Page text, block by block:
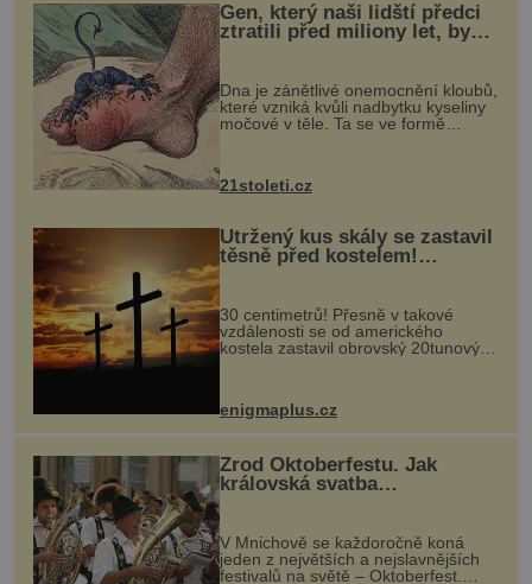
Gen, který naši lidští předci
ztratili před miliony let, by
mohl pomoci s léčbou
„nemoci králů“
Dna je zánětlivé onemocnění kloubů,
které vzniká kvůli nadbytku kyseliny
močové v těle. Ta se ve formě
nohou, a způsobuje bole...
21stoleti.cz
Utržený kus skály se zastavil
těsně před kostelem!
Ochránila ho boží síla?
30 centimetrů! Přesně v takové
vzdálenosti se od amerického
kostela zastavil obrovský 20tunový
...
enigmaplus.cz
Zrod Oktoberfestu. Jak
královská svatba
odstartovala největší pivní
festival světa
V Mnichově se každoročně koná
jeden z největších a nejslavnějších
festivalů na světě – Oktoberfest.